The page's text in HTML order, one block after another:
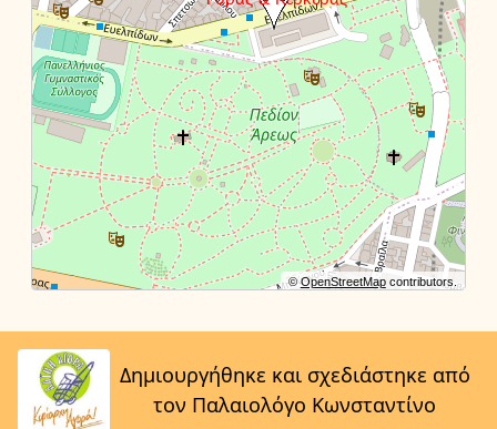
©OpenStreetMapcontributors.
Δημιουργήθηκε και σχεδιάστηκε από
τον Παλαιολόγο Κωνσταντίνο